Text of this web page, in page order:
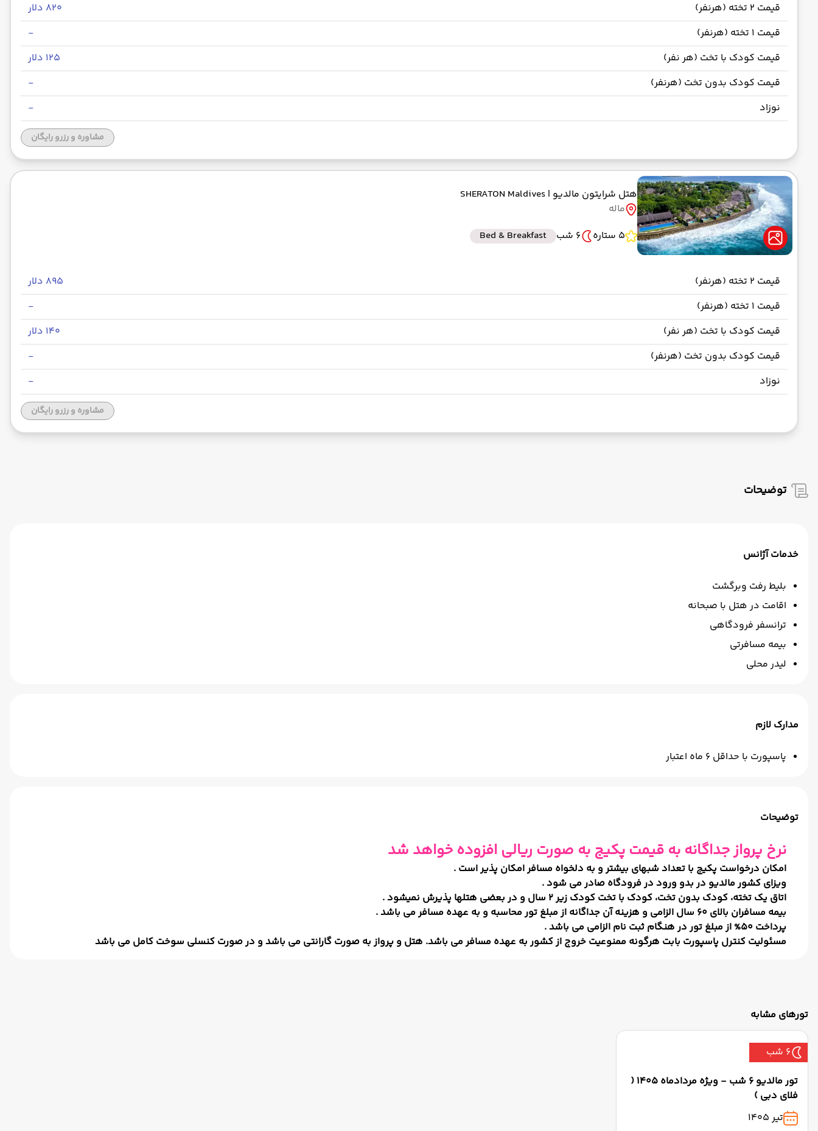
قیمت 2 تخته (هرنفر)
۸۲۰ دلار
قیمت 1 تخته (هرنفر)
-
قیمت کودک با تخت (هر نفر)
۱۲۵ دلار
قیمت کودک بدون تخت (هرنفر)
-
نوزاد
-
مشاوره و رزرو رایگان
هتل شرایتون مالدیو | SHERATON Maldives
ماله
5 ستاره
6 شب Bed & Breakfast
قیمت 2 تخته (هرنفر)
۸۹۵ دلار
قیمت 1 تخته (هرنفر)
-
قیمت کودک با تخت (هر نفر)
۱۴۰ دلار
قیمت کودک بدون تخت (هرنفر)
-
نوزاد
-
مشاوره و رزرو رایگان
توضیحات
خدمات آژانس
بلیط رفت وبرگشت
اقامت در هتل با صبحانه
ترانسفر فرودگاهی
بیمه مسافرتی
لیدر محلی
مدارک لازم
پاسپورت با حداقل 6 ماه اعتبار
توضیحات
نرخ پرواز جداگانه به قیمت پکیج به صورت ریالی افزوده خواهد شد
امکان درخواست پکیج با تعداد شبهای بیشتر و به دلخواه مسافر امکان پذیر است .
ویزای کشور مالدیو در بدو ورود در فرودگاه صادر می شود .
اتاق یک تخته، کودک بدون تخت، کودک با تخت کودک زیر 2 سال و در بعضی هتلها پذیرش نمیشود .
بیمه مسافران بالای 60 سال الزامی و هزینه آن جداگانه از مبلغ تور محاسبه و به عهده مسافر می باشد .
پرداخت 50% از مبلغ تور در هنگام ثبت نام الزامی می باشد .
مسئولیت کنترل پاسپورت بابت هرگونه ممنوعیت خروج از کشور به عهده مسافر می باشد. هتل و پرواز به صورت گارانتی می باشد و در صورت کنسلی سوخت کامل می باشد
تورهای مشابه
6 شب
تور مالدیو 6 شب - ویژه مردادماه 1405 (
فلای دبی )
تیر 1405